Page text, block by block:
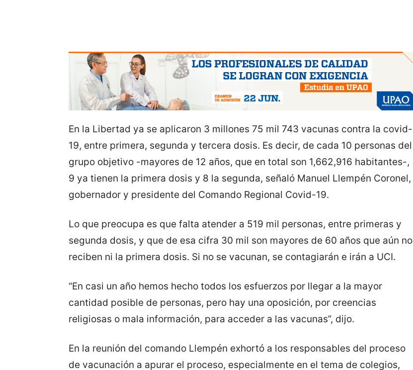
En la Libertad ya se aplicaron 3 millones 75 mil 743 vacunas contra la covid-
19, entre primera, segunda y tercera dosis. Es decir, de cada 10 personas del
grupo objetivo -mayores de 12 años, que en total son 1,662,916 habitantes-,
9 ya tienen la primera dosis y 8 la segunda, señaló Manuel Llempén Coronel,
gobernador y presidente del Comando Regional Covid-19.
Lo que preocupa es que falta atender a 519 mil personas, entre primeras y
segunda dosis, y que de esa cifra 30 mil son mayores de 60 años que aún no
reciben ni la primera dosis. Si no se vacunan, se contagiarán e irán a UCI.
“En casi un año hemos hecho todos los esfuerzos por llegar a la mayor
cantidad posible de personas, pero hay una oposición, por creencias
religiosas o mala información, para acceder a las vacunas”, dijo.
En la reunión del comando Llempén exhortó a los responsables del proceso
de vacunación a apurar el proceso, especialmente en el tema de colegios,